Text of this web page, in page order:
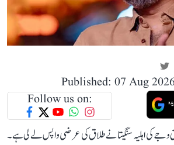
Published: 07 Aug
Follow us on:
وجے کی اہلیہ سنگیتا نے طلاق کی عرضی واپس لے لی ہے۔